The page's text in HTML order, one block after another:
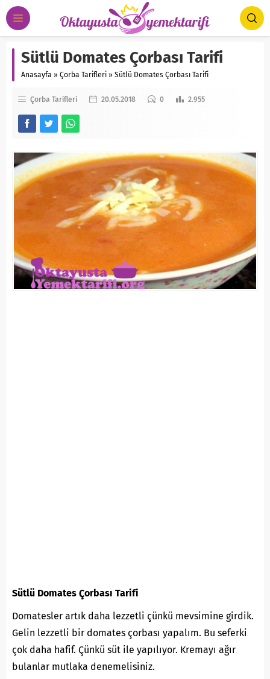
Sütlü Domates Çorbası Tarifi
Anasayfa » Çorba Tarifleri » Sütlü Domates Çorbası Tarifi
Çorba Tarifleri 20.05.2018 0 2.955
Sütlü Domates Çorbası Tarifi
Domatesler artık daha lezzetli çünkü mevsimine girdik.
Gelin lezzetli bir domates çorbası yapalım. Bu seferki
çok daha hafif. Çünkü süt ile yapılıyor. Kremayı ağır
bulanlar mutlaka denemelisiniz.